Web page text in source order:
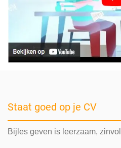
Staat goed op je CV
Bijles geven is leerzaam,